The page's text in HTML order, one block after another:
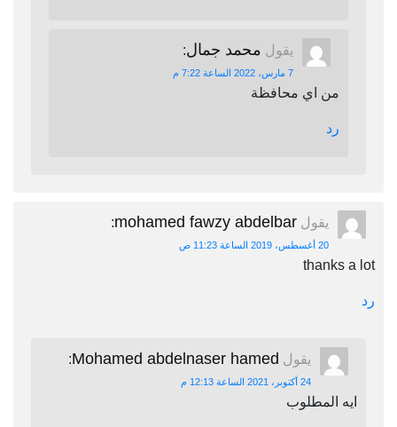
يقول محمد جمال:
7 مارس، 2022 الساعة 7:22 م
من اي محافظة
رد
يقول mohamed fawzy abdelbar
:
20 أغسطس، 2019 الساعة 11:23 ص
thanks a lot
رد
يقول Mohamed abdelnaser hamed
:
24 أكتوبر، 2021 الساعة 12:13 م
ايه المطلوب